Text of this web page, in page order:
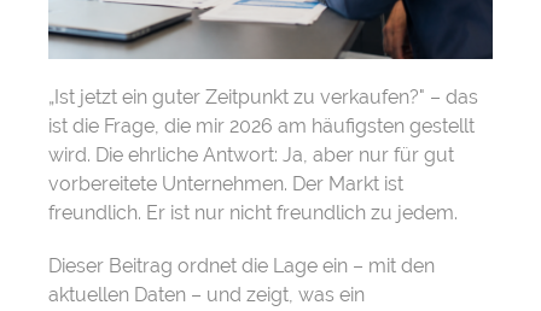
„Ist jetzt ein guter Zeitpunkt zu verkaufen?" – das
ist die Frage, die mir 2026 am häufigsten gestellt
wird. Die ehrliche Antwort: Ja, aber nur für gut
vorbereitete Unternehmen. Der Markt ist
freundlich. Er ist nur nicht freundlich zu jedem.
Dieser Beitrag ordnet die Lage ein – mit den
aktuellen Daten – und zeigt, was ein